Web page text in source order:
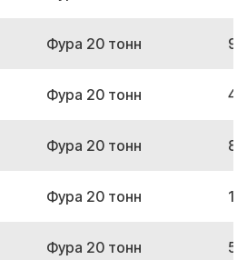
Фура 20 тонн
Фура 20 тонн
Фура 20 тонн
Фура 20 тонн
Фура 20 тонн